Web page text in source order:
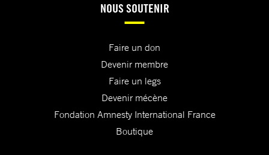
NOUS SOUTENIR
Faire un don
Devenir membre
Faire un legs
Devenir mécène
Fondation Amnesty International France
Boutique